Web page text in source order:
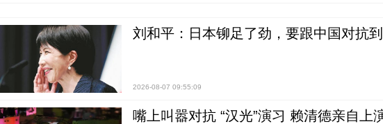
刘和平：日本铆足了劲，要跟中国对抗
2026-08-07 09:55:09
嘴上叫嚣对抗 “汉光”演习 赖清德亲自上